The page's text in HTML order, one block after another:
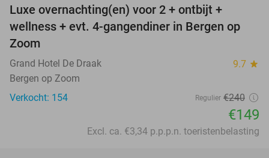
Luxe overnachting(en) voor 2 + ontbijt +
wellness + evt. 4-gangendiner in Bergen op
Zoom
Grand Hotel De Draak 9.7 star
Bergen op Zoom
Verkocht: 154
Regulier €240
€149
Excl. ca. €3,34 p.p.p.n. toeristenbelasting